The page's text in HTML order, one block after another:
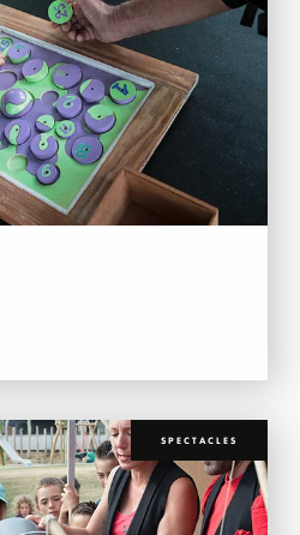
SPECTACLES